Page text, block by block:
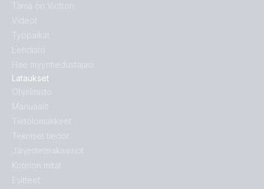
Lataukset
Ohjelmisto
Manuaalit
Tietolomakkeet
Tekniset tiedot
Järjestelmäkaaviot
Kotelon mitat
Esitteet
Tämä on Victron
Videot
Työpaikat
Lehdistö
Hae myyntiedustajasi